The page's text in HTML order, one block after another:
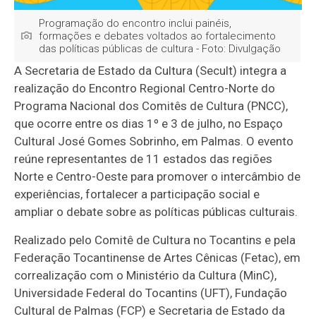
Programação do encontro inclui painéis,
formações e debates voltados ao fortalecimento
das políticas públicas de cultura - Foto: Divulgação
A Secretaria de Estado da Cultura (Secult) integra a
realização do Encontro Regional Centro-Norte do
Programa Nacional dos Comitês de Cultura (PNCC),
que ocorre entre os dias 1º e 3 de julho, no Espaço
Cultural José Gomes Sobrinho, em Palmas. O evento
reúne representantes de 11 estados das regiões
Norte e Centro-Oeste para promover o intercâmbio de
experiências, fortalecer a participação social e
ampliar o debate sobre as políticas públicas culturais.
Realizado pelo Comitê de Cultura no Tocantins e pela
Federação Tocantinense de Artes Cênicas (Fetac), em
correalização com o Ministério da Cultura (MinC),
Universidade Federal do Tocantins (UFT), Fundação
Cultural de Palmas (FCP) e Secretaria de Estado da